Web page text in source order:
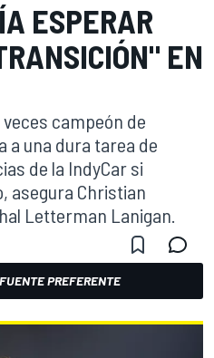
ESPERAR
EN
campeón de
a una dura tarea de
de la IndyCar si
asegura Christian
Letterman Lanigan.
PREFERENTE